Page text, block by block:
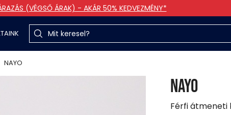
(VÉGSŐ ÁRAK) - AKÁR 50% KEDVEZMÉNY*
NAYO
NAYO
Férfi átmeneti